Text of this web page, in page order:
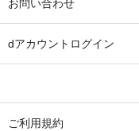
お問い合わせ
dアカウントログイン
ご利用規約